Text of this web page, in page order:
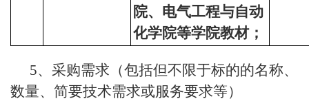
院、电气工程与自动
化学院等学院教材；
5、采购需求（包括但不限于标的的名称、
数量、简要技术需求或服务要求等）